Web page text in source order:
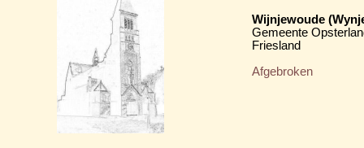
Wijnjewoude
Gemeente
Friesland
Afgebroken